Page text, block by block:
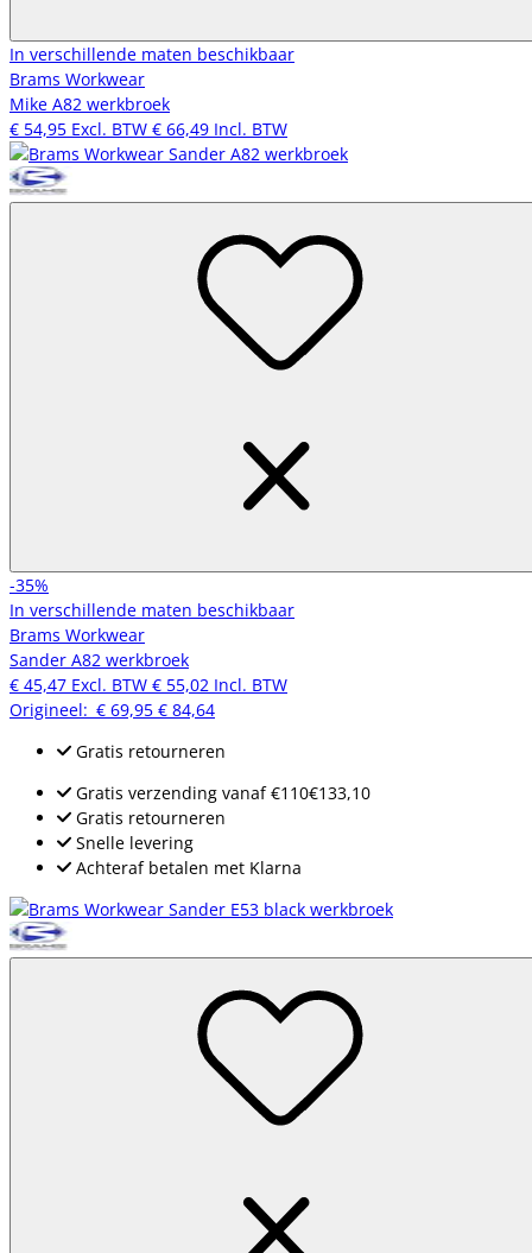
In verschillende maten beschikbaar
Brams Workwear
Mike A82 werkbroek
€ 54,95 Excl. BTW € 66,49 Incl. BTW
-35%
In verschillende maten beschikbaar
Brams Workwear
Sander A82 werkbroek
€ 45,47 Excl. BTW € 55,02 Incl. BTW
Origineel: € 69,95 € 84,64
Gratis retourneren
Gratis verzending vanaf€110€133,10
Gratis retourneren
Snelle levering
Achteraf betalen met Klarna